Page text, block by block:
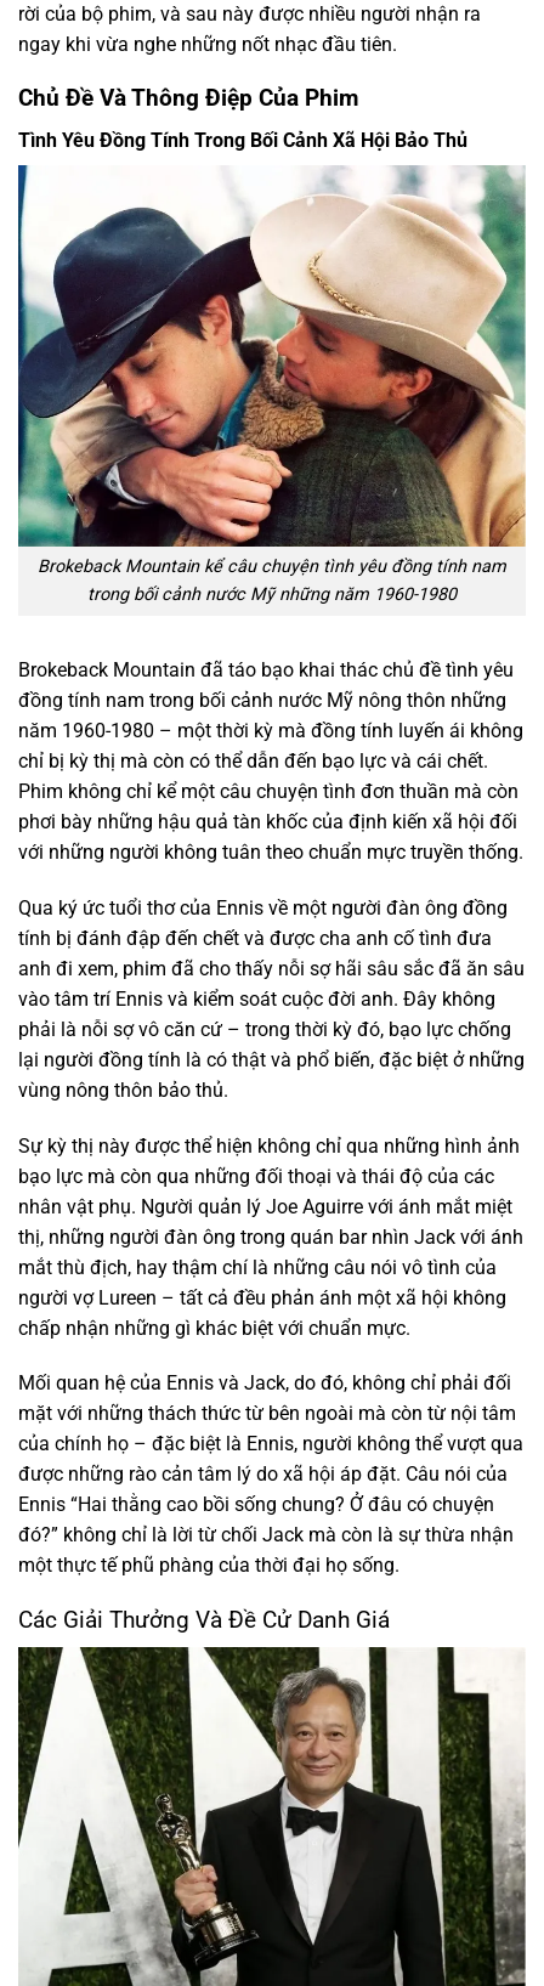
rời của bộ phim, và sau này được nhiều người nhận ra
ngay khi vừa nghe những nốt nhạc đầu tiên.
Chủ Đề Và Thông Điệp Của Phim
Tình Yêu Đồng Tính Trong Bối Cảnh Xã Hội Bảo Thủ
Brokeback Mountain kể câu chuyện tình yêu đồng tính nam
trong bối cảnh nước Mỹ những năm 1960-1980
Brokeback Mountain đã táo bạo khai thác chủ đề tình yêu
đồng tính nam trong bối cảnh nước Mỹ nông thôn những
năm 1960-1980 – một thời kỳ mà đồng tính luyến ái không
chỉ bị kỳ thị mà còn có thể dẫn đến bạo lực và cái chết.
Phim không chỉ kể một câu chuyện tình đơn thuần mà còn
phơi bày những hậu quả tàn khốc của định kiến xã hội đối
với những người không tuân theo chuẩn mực truyền thống.
Qua ký ức tuổi thơ của Ennis về một người đàn ông đồng
tính bị đánh đập đến chết và được cha anh cố tình đưa
anh đi xem, phim đã cho thấy nỗi sợ hãi sâu sắc đã ăn sâu
vào tâm trí Ennis và kiểm soát cuộc đời anh. Đây không
phải là nỗi sợ vô căn cứ – trong thời kỳ đó, bạo lực chống
lại người đồng tính là có thật và phổ biến, đặc biệt ở những
vùng nông thôn bảo thủ.
Sự kỳ thị này được thể hiện không chỉ qua những hình ảnh
bạo lực mà còn qua những đối thoại và thái độ của các
nhân vật phụ. Người quản lý Joe Aguirre với ánh mắt miệt
thị, những người đàn ông trong quán bar nhìn Jack với ánh
mắt thù địch, hay thậm chí là những câu nói vô tình của
người vợ Lureen – tất cả đều phản ánh một xã hội không
chấp nhận những gì khác biệt với chuẩn mực.
Mối quan hệ của Ennis và Jack, do đó, không chỉ phải đối
mặt với những thách thức từ bên ngoài mà còn từ nội tâm
của chính họ – đặc biệt là Ennis, người không thể vượt qua
được những rào cản tâm lý do xã hội áp đặt. Câu nói của
Ennis “Hai thằng cao bồi sống chung? Ở đâu có chuyện
đó?” không chỉ là lời từ chối Jack mà còn là sự thừa nhận
một thực tế phũ phàng của thời đại họ sống.
Các Giải Thưởng Và Đề Cử Danh Giá